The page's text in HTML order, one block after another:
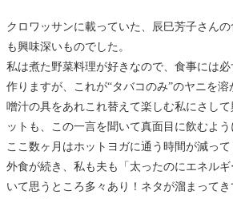
クロワッサンに載っていた、辰巳芳子さん
も興味深いものでした。
私は煮た野菜料理が好きなので、食事には
作りますが、これが“タバコのみ”のヤニを
噌汁の具をあれこれ替えて楽しむ私にさし
ットも、この一言を聞いて真面目に飲むよう
ここ数ヶ月はホットヨガに通う時間が減っ
外食が続き、私も夫も「太ったのにエネル
いて思うところ多々あり！ネタが溜まって